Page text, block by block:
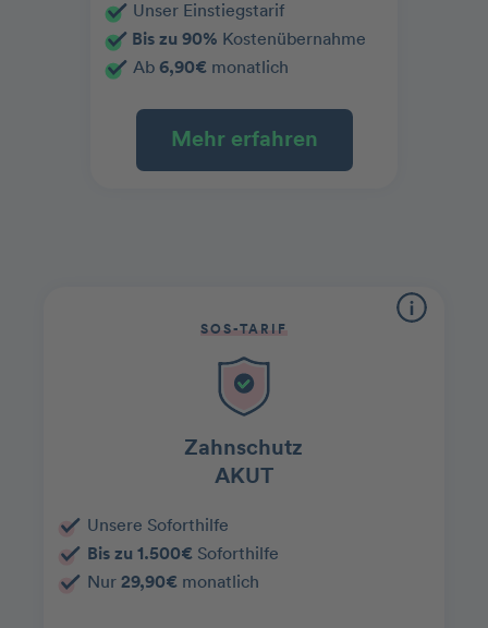
Unser Einstiegstarif
Bis zu 90% Kostenübernahme
Ab 6,90€ monatlich
Mehr erfahren
SOS-TARIF
Zahnschutz
AKUT
Unsere Soforthilfe
Bis zu 1.500€Soforthilfe
Nur 29,90€monatlich